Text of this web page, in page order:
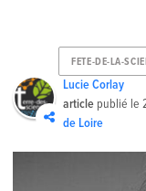
FETE-DE-LA-
Lucie Corlay
article publié le
de Loire